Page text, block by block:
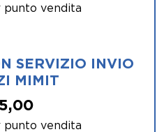
punto vendita
SERVIZIO INVIO
MIMIT
punto vendita